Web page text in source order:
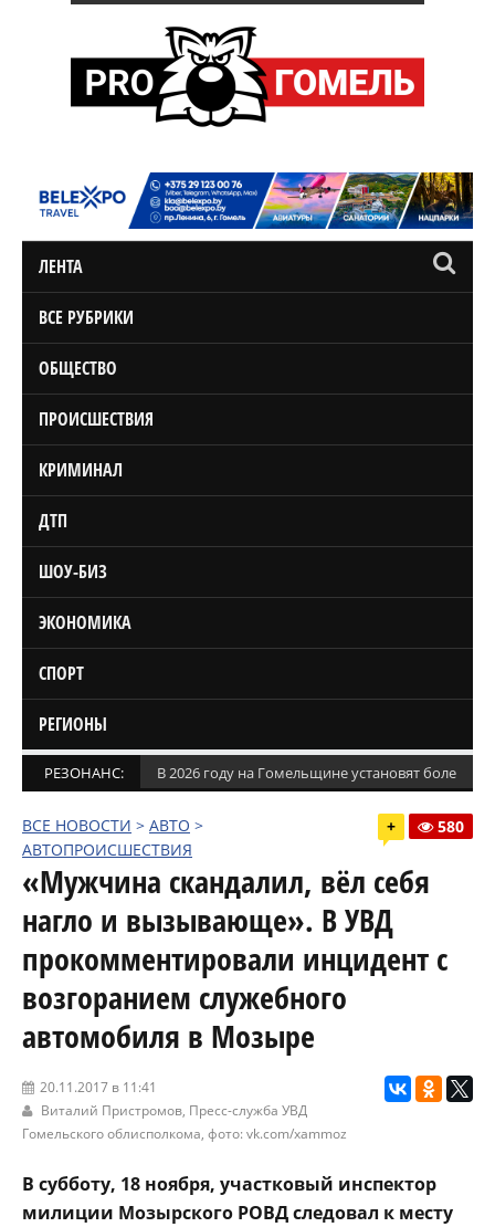
ЛЕНТА
ВСЕ РУБРИКИ
ОБЩЕСТВО
ПРОИСШЕСТВИЯ
КРИМИНАЛ
ДТП
ШОУ-БИЗ
ЭКОНОМИКА
СПОРТ
РЕГИОНЫ
РЕЗОНАНС: В 2026 году на Гомельщине установят более
ВСЕ НОВОСТИ > АВТО >
АВТОПРОИСШЕСТВИЯ
+ 580
«Мужчина скандалил, вёл себя
нагло и вызывающе». В УВД
прокомментировали инцидент с
возгоранием служебного
автомобиля в Мозыре
20.11.2017 в 11:41
Виталий Пристромов, Пресс-служба УВД
Гомельского облисполкома, фото: vk.com/xammoz
В субботу, 18 ноября, участковый инспектор
милиции Мозырского РОВД следовал к месту